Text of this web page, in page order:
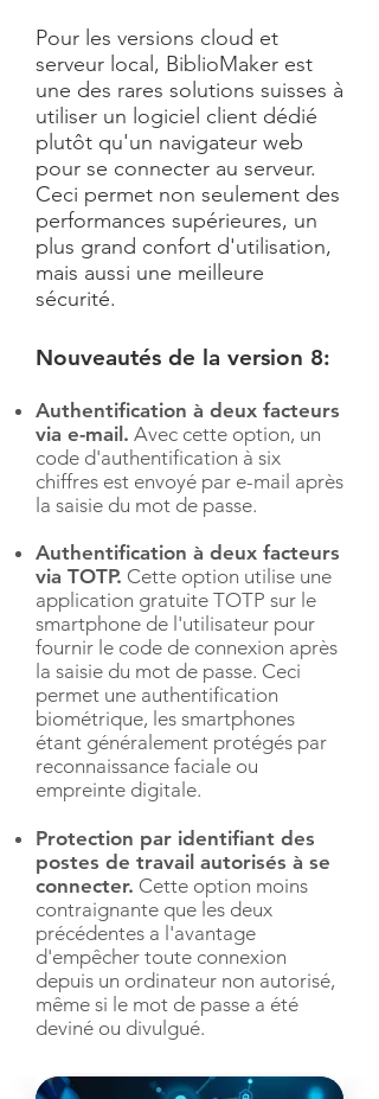
Pour les versions cloud et
serveur local, BiblioMaker est
une des rares solutions suisses à
utiliser un logiciel client dédié
plutôt qu'un navigateur web
pour se connecter au serveur.
Ceci permet non seulement des
performances supérieures, un
plus grand confort d'utilisation,
mais aussi une meilleure
sécurité.
Nouveautés de la version 8:
Authentification à deux facteurs
via e-mail. Avec cette option, un
code d'authentification à six
chiffres est envoyé par e-mail après
la saisie du mot de passe.
Authentification à deux facteurs
via TOTP. Cette option utilise une
application gratuite TOTP sur le
smartphone de l'utilisateur pour
fournir le code de connexion après
la saisie du mot de passe. Ceci
permet une authentification
biométrique, les smartphones
étant généralement protégés par
reconnaissance faciale ou
empreinte digitale.​
Protection par identifiant des
postes de travail autorisés à se
connecter. Cette option moins
contraignante que les deux
précédentes a l'avantage
d'empêcher toute connexion
depuis un ordinateur non autorisé,
même si le mot de passe a été
deviné ou divulgué.